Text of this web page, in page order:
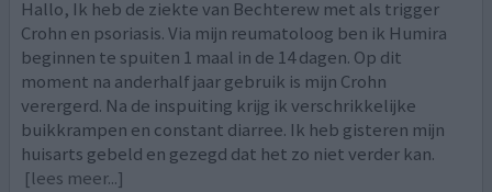
Hallo, Ik heb de ziekte van Bechterew met als trigger
Crohn en psoriasis. Via mijn reumatoloog ben ik Humira
beginnen te spuiten 1 maal in de 14 dagen. Op dit
moment na anderhalf jaar gebruik is mijn Crohn
verergerd. Na de inspuiting krijg ik verschrikkelijke
buikkrampen en constant diarree. Ik heb gisteren mijn
huisarts gebeld en gezegd dat het zo niet verder kan.
[lees meer...]